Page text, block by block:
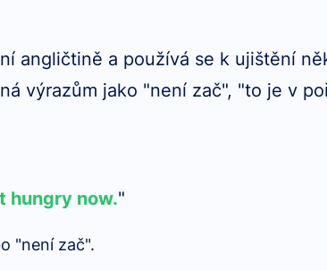
angličtině a používá se k ujištění
výrazům jako "není zač", "to je v
hungry now."
"není zač".